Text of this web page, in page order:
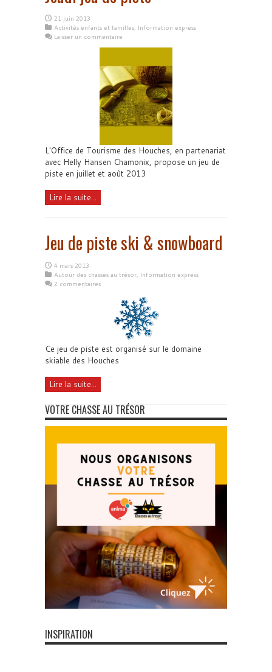
21 juin 2013
Activités enfants et familles, Information express
Laisser un commentaire
L'Office de Tourisme des Houches, en partenariat
avec Helly Hansen Chamonix, propose un jeu de
piste en juillet et août 2013
Lire la suite...
Jeu de piste ski & snowboard
4 mars 2013
Autour des chasses au trésor, Information express
2 commentaires
Ce jeu de piste est organisé sur le domaine
skiable des Houches
Lire la suite...
VOTRE CHASSE AU TRÉSOR
INSPIRATION